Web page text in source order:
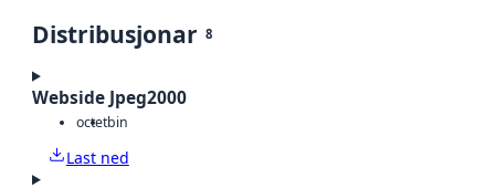
Distribusjonar 8
Webside Jpeg2000
octetbin
Last ned